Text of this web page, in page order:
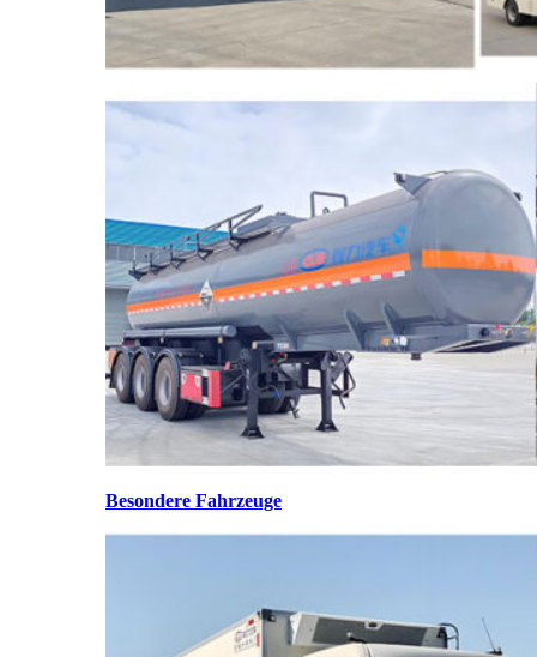
Besondere Fahrzeuge